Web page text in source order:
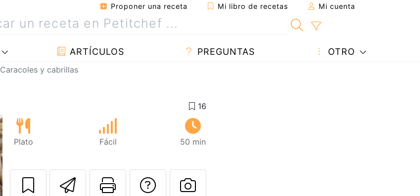
Proponer una receta Mi libro de recetas Mi cuenta
ARTÍCULOS PREGUNTAS OTRO
Caracoles y cabrillas
Plato Fácil 50 min
Enviar esta receta a un amigo
Imprimir esta página
Preguntar al autor